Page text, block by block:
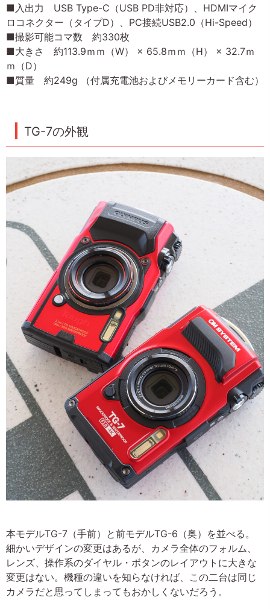
■入出力 USB Type-C（USB PD非対応）、HDMIマイク
ロコネクター（タイプD）、PC接続USB2.0（Hi-Speed）
■撮影可能コマ数 約330枚
■大きさ 約113.9ｍｍ（W） × 65.8ｍｍ（H） × 32.7ｍ
ｍ（D）
■質量 約249g （付属充電池およびメモリーカード含む）
TG-7の外観
本モデルTG-7（手前）と前モデルTG-6（奥）を並べる。
細かいデザインの変更はあるが、カメラ全体のフォルム、
レンズ、操作系のダイヤル・ボタンのレイアウトに大きな
変更はない。機種の違いを知らなければ、この二台は同じ
カメラだと思ってしまってもおかしくないだろう。